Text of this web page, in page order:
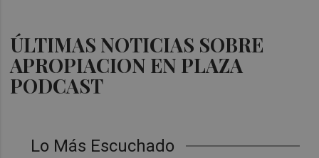
ÚLTIMAS NOTICIAS SOBRE
APROPIACION EN PLAZA
PODCAST
Lo Más Escuchado